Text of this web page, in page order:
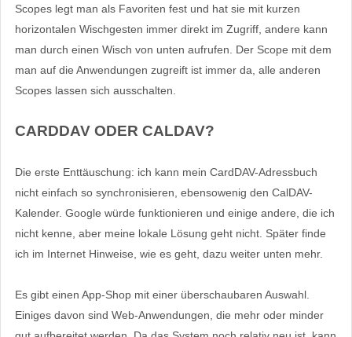
Scopes legt man als Favoriten fest und hat sie mit kurzen
horizontalen Wischgesten immer direkt im Zugriff, andere kann
man durch einen Wisch von unten aufrufen. Der Scope mit dem
man auf die Anwendungen zugreift ist immer da, alle anderen
Scopes lassen sich ausschalten.
CARDDAV ODER CALDAV?
Die erste Enttäuschung: ich kann mein CardDAV-Adressbuch
nicht einfach so synchronisieren, ebensowenig den CalDAV-
Kalender. Google würde funktionieren und einige andere, die ich
nicht kenne, aber meine lokale Lösung geht nicht. Später finde
ich im Internet Hinweise, wie es geht, dazu weiter unten mehr.
Es gibt einen App-Shop mit einer überschaubaren Auswahl.
Einiges davon sind Web-Anwendungen, die mehr oder minder